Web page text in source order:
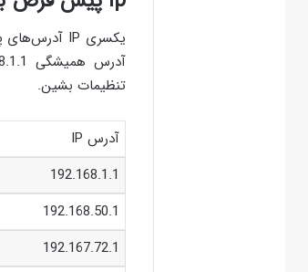
تنظیمات بشین.
آدرس IP
192.168.1.1
192.168.50.1
192.167.72.1